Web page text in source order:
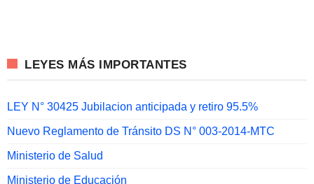
LEYES MÁS IMPORTANTES
LEY N° 30425 Jubilacion anticipada y retiro 95.5%
Nuevo Reglamento de Tránsito DS N° 003-2014-MTC
Ministerio de Salud
Ministerio de Educación